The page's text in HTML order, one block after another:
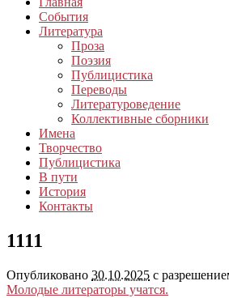
События
Литература
Проза
Поэзия
Публицистика
Переводы
Литературоведение
Коллективные сборники
Имена
Творчество
Публицистика
В пути
История
Контакты
1111
Опубликовано 30.10.2025 с
Молодые литераторы учатся.